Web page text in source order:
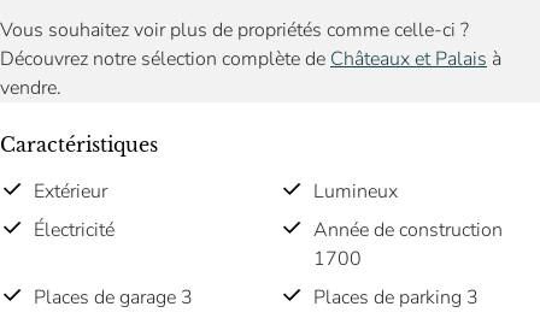
Vous souhaitez voir plus de propriétés comme celle-ci ?
Découvrez notre sélection complète de Châteaux et Palais à
vendre.
Caractéristiques
Extérieur
Lumineux
Électricité
Année de construction
1700
Places de garage 3
Places de parking 3